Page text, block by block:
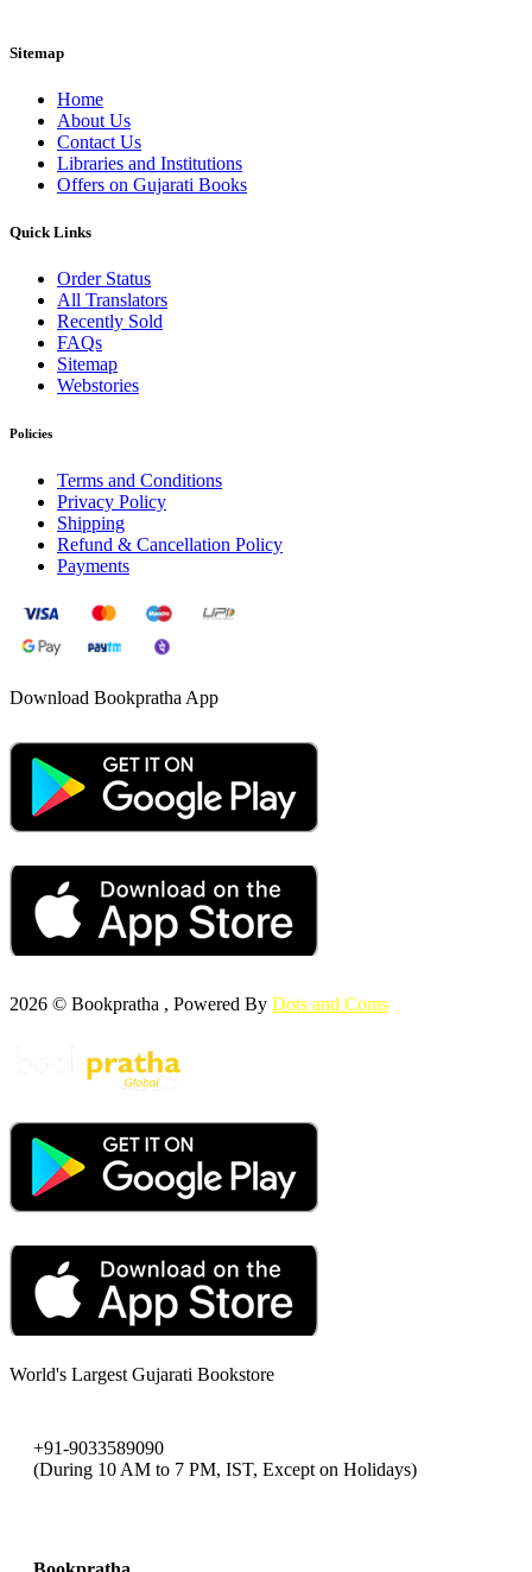
Sitemap
Home
About Us
Contact Us
Libraries and Institutions
Offers on Gujarati Books
Quick Links
Order Status
All Translators
Recently Sold
FAQs
Sitemap
Webstories
Policies
Terms and Conditions
Privacy Policy
Shipping
Refund & Cancellation Policy
Payments
Download Bookpratha App
2026 © Bookpratha , Powered By Dots and Coms
World's Largest Gujarati Bookstore
+91-9033589090
(During 10 AM to 7 PM, IST, Except on Holidays)